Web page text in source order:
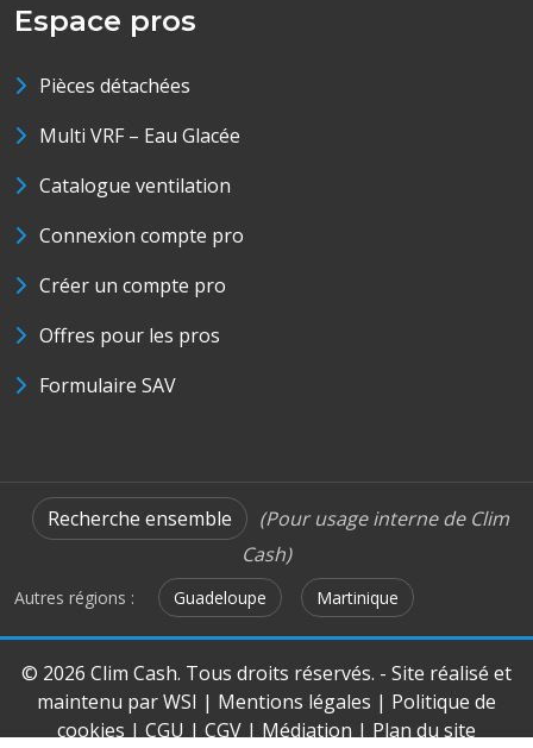
Espace pros
Pièces détachées
Multi VRF – Eau Glacée
Catalogue ventilation
Connexion compte pro
Créer un compte pro
Offres pour les pros
Formulaire SAV
Recherche ensemble
(Pour usage interne de Clim
Cash)
Autres régions : Guadeloupe Martinique
© 2026 Clim Cash. Tous droits réservés. - Site réalisé et
maintenu parWSI | Mentions légales | Politique de
cookies | CGU | CGV | Médiation | Plan du site